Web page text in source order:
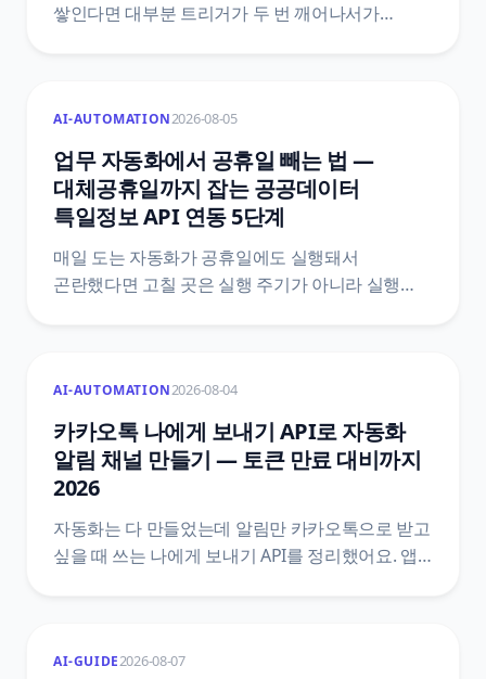
쌓인다면 대부분 트리거가 두 번 깨어나서가
문서에 실제로 적힌 기능 이름과 한도값으로 막는
다섯 가지 방법을 정리했어요.
AI-AUTOMATION2026-08-05
업무 자동화에서 공휴일 빼는 법 —
대체공휴일까지 잡는 공공데이터
특일정보 API 연동 5단계
매일 도는 자동화가 공휴일에도 실행돼서
곤란했다면 고칠 곳은 실행 주기가 아니라 실행
틀리는지, 공식 문서끼리 어긋나는 지점은
어디인지까지 원문을 근거로 정리했어요.
AI-AUTOMATION2026-08-04
카카오톡 나에게 보내기 API로 자동화
알림 채널 만들기 — 토큰 만료 대비까지
2026
자동화는 다 만들었는데 알림만 카카오톡으로 받고
싶을 때 쓰는 나에게 보내기 API를 정리했어요. 앱
설계까지 카카오 공식 문서 기준으로 담았습니다.
AI-GUIDE2026-08-07